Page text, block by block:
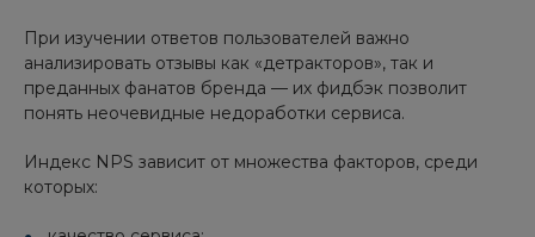
При изучении ответов пользователей важно
анализировать отзывы как «детракторов», так и
преданных фанатов бренда — их фидбэк позволит
понять неочевидные недоработки сервиса.
Индекс NPS зависит от множества факторов, среди
которых: